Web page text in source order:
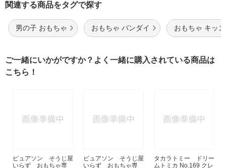
関連する商品をタグで探す
男の子 おもちゃ おもちゃ バンダイ おもちゃ キッズ
ご一緒にいかがですか？よく一緒に購入されている商品は
こちら！
ピュアソン そうじ屋
いらず おもちゃ専
ピュアソン そうじ屋
いらず おもちゃ専
タカラトミー ドリー
ムトミカ No.169 クレ